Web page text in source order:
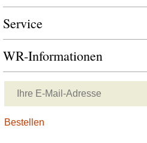
Service
WR-Informationen